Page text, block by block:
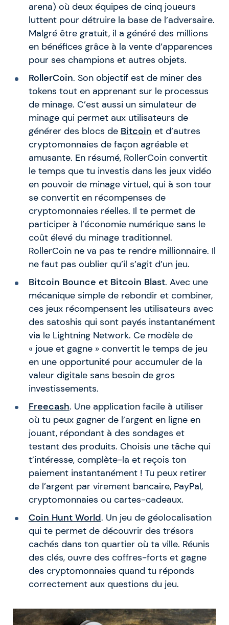
arena) où deux équipes de cinq joueurs
luttent pour détruire la base de l’adversaire.
Malgré être gratuit, il a généré des millions
en bénéfices grâce à la vente d’apparences
pour ses champions et autres objets.
RollerCoin. Son objectif est de miner des
tokens tout en apprenant sur le processus
de minage. C’est aussi un simulateur de
minage qui permet aux utilisateurs de
générer des blocs de Bitcoin et d’autres
cryptomonnaies de façon agréable et
amusante. En résumé, RollerCoin convertit
le temps que tu investis dans les jeux vidéo
en pouvoir de minage virtuel, qui à son tour
se convertit en récompenses de
cryptomonnaies réelles. Il te permet de
participer à l’économie numérique sans le
coût élevé du minage traditionnel.
RollerCoin ne va pas te rendre millionnaire. Il
ne faut pas oublier qu’il s’agit d’un jeu.
Bitcoin Bounce et Bitcoin Blast. Avec une
mécanique simple de rebondir et combiner,
ces jeux récompensent les utilisateurs avec
des satoshis qui sont payés instantanément
via le Lightning Network. Ce modèle de
« joue et gagne » convertit le temps de jeu
en une opportunité pour accumuler de la
valeur digitale sans besoin de gros
investissements.
Freecash. Une application facile à utiliser
où tu peux gagner de l’argent en ligne en
jouant, répondant à des sondages et
testant des produits. Choisis une tâche qui
t’intéresse, complète-la et reçois ton
paiement instantanément ! Tu peux retirer
de l’argent par virement bancaire, PayPal,
cryptomonnaies ou cartes-cadeaux.
Coin Hunt World. Un jeu de géolocalisation
qui te permet de découvrir des trésors
cachés dans ton quartier où ta ville. Réunis
des clés, ouvre des coffres-forts et gagne
des cryptomonnaies quand tu réponds
correctement aux questions du jeu.